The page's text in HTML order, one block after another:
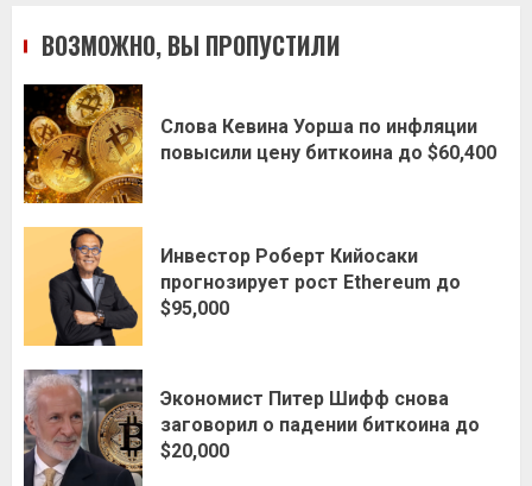
ВОЗМОЖНО, ВЫ ПРОПУСТИЛИ
Слова Кевина Уорша по инфляции
повысили цену биткоина до $60,400
Инвестор Роберт Кийосаки
прогнозирует рост Ethereum до
$95,000
Экономист Питер Шифф снова
заговорил о падении биткоина до
$20,000